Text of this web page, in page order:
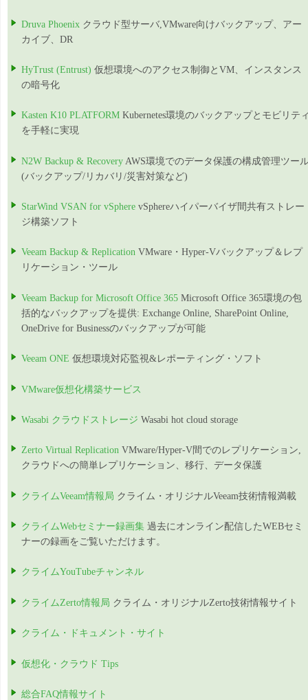
Druva Phoenix クラウド型サーバ,VMware向けバックアップ、アー
カイブ、DR
HyTrust (Entrust) 仮想環境へのアクセス制御とVM、インスタンス
の暗号化
Kasten K10 PLATFORM Kubernetes環境のバックアップとモビリテ
を手軽に実現
N2W Backup & Recovery AWS環境でのデータ保護の構成管理ツー
(バックアップ/リカバリ/災害対策など)
StarWind VSAN for vSphere vSphereハイパーバイザ間共有ストレー
ジ構築ソフト
Veeam Backup & Replication VMware・Hyper-Vバックアップ＆レプ
リケーション・ツール
Veeam Backup for Microsoft Office 365 Microsoft Office 365環境の包
括的なバックアップを提供: Exchange Online, SharePoint Online,
OneDrive for Businessのバックアップが可能
Veeam ONE 仮想環境対応監視&レポーティング・ソフト
VMware仮想化構築サービス
Wasabi クラウドストレージ Wasabi hot cloud storage
Zerto Virtual Replication VMware/Hyper-V間でのレプリケーション,
クラウドへの簡単レプリケーション、移行、データ保護
クライムVeeam情報局 クライム・オリジナルVeeam技術情報満載
クライムWebセミナー録画集 過去にオンライン配信したWEBセミ
ナーの録画をご覧いただけます。
クライムYouTubeチャンネル
クライムZerto情報局 クライム・オリジナルZerto技術情報サイト
クライム・ドキュメント・サイト
仮想化・クラウド Tips
総合FAQ情報サイト